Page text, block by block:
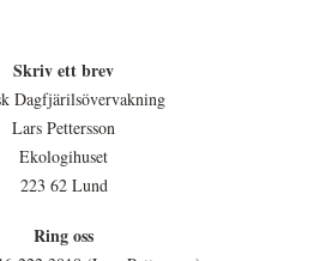
Skriv ett brev
Dagfjärilsövervakning
Lars Pettersson
Ekologihuset
223 62 Lund
Ring oss